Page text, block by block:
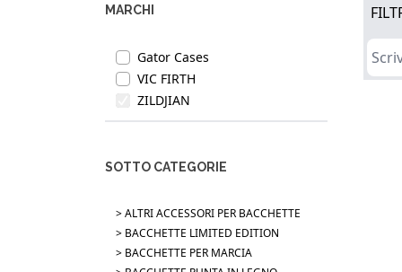
MARCHI
Gator Cases
VIC FIRTH
ZILDJIAN
SOTTO CATEGORIE
> ALTRI ACCESSORI PER BACCHETTE
> BACCHETTE LIMITED EDITION
> BACCHETTE PER MARCIA